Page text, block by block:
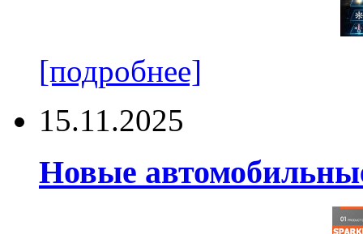
[подробнее]
15.11.2025
Новые